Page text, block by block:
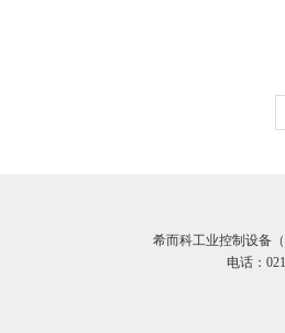
希而科工业控制设备
电话：